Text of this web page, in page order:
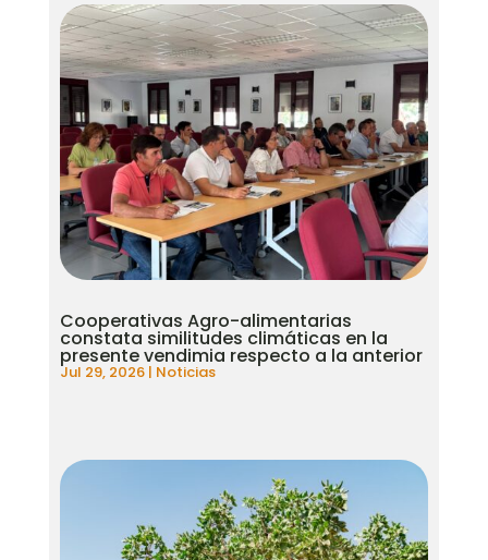
Cooperativas Agro-alimentarias
constata similitudes climáticas en la
presente vendimia respecto a la anterior
Jul 29, 2026| Noticias